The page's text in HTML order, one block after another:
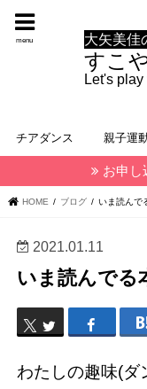
大矢美佳
すこ
Let's
menu
チアダンス 親子運
お申し
HOME ブログ いま読んで
2021.01.11
いま読んでる
わたしの趣味(ダ